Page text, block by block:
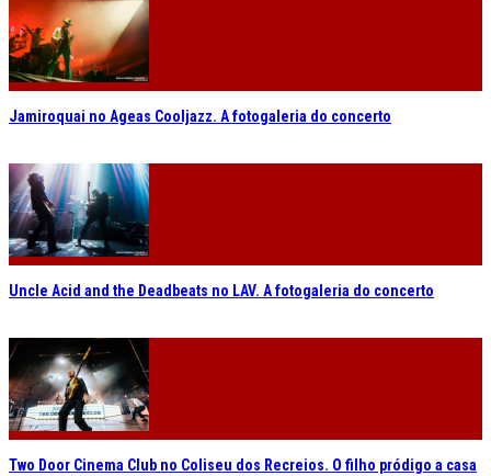
Jamiroquai no Ageas Cooljazz. A fotogaleria do concerto
Uncle Acid and the Deadbeats no LAV. A fotogaleria do concerto
Two Door Cinema Club no Coliseu dos Recreios. O filho pródigo a casa